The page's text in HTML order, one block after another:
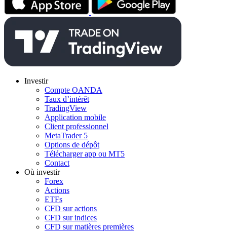
Investir
Compte OANDA
Taux d’intérêt
TradingView
Application mobile
Client professionnel
MetaTrader 5
Options de dépôt
Télécharger app ou MT5
Contact
Où investir
Forex
Actions
ETFs
CFD sur actions
CFD sur indices
CFD sur matières premières